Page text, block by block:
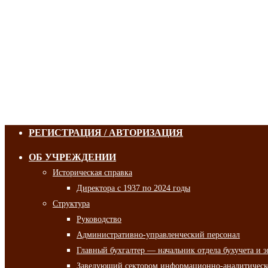
РЕГИСТРАЦИЯ / АВТОРИЗАЦИЯ
ОБ УЧРЕЖДЕНИИ
Историческая справка
Директора с 1937 по 2024 годы
Структура
Руководство
Административно-управленческий персонал
Главный бухгалтер — начальник отдела бухучета и
Заведующий сектором информационно-